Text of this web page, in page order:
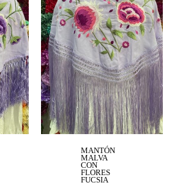
MANTÓN
MALVA
CON
FLORES
FUCSIA